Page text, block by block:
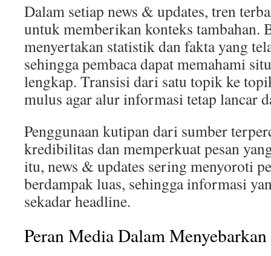
Dalam setiap news & updates, tren
untuk memberikan konteks tambahan.
menyertakan statistik dan fakta yang
sehingga pembaca dapat memahami
lengkap. Transisi dari satu topik ke
mulus agar alur informasi tetap lancar
Penggunaan kutipan dari sumber
kredibilitas dan memperkuat pesan
itu, news & updates sering menyoroti
berdampak luas, sehingga informasi
sekadar headline.
Peran Media Dalam